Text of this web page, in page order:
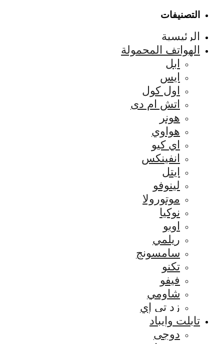
التصنيفات
الرئيسية
الهواتف المحمولة
ابل
ايس
اول كول
اتش ام دى
هونر
هواوي
اي كيو
انفينكس
ايتل
لينوفو
موتورولا
نوكيا
اوبو
ريلمي
سامسونج
تكنو
فيفو
شاومي
زد تي إي
تابلت وايباد
دوجى